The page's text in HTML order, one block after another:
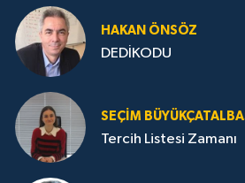
HA­KAN ÖN­SÖZ
DEDİKODU
SEÇIM
Tercih Listesi Zamanı